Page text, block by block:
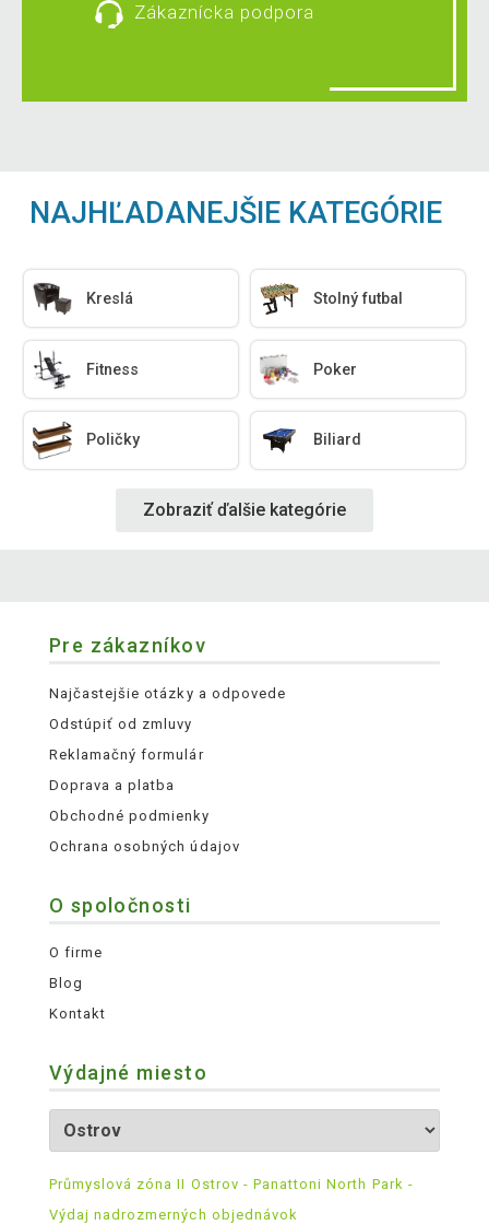
Zákaznícka podpora
NAJHĽADANEJŠIE KATEGÓRIE
Kreslá Stolný futbal
Fitness Poker
Poličky Biliard
Zobraziť ďalšie kategórie
Pre zákazníkov
Najčastejšie otázky a odpovede
Odstúpiť od zmluvy
Reklamačný formulár
Doprava a platba
Obchodné podmienky
Ochrana osobných údajov
O spoločnosti
O firme
Blog
Kontakt
Výdajné miesto
Průmyslová zóna II Ostrov - Panattoni North Park -
Výdaj nadrozmerných objednávok